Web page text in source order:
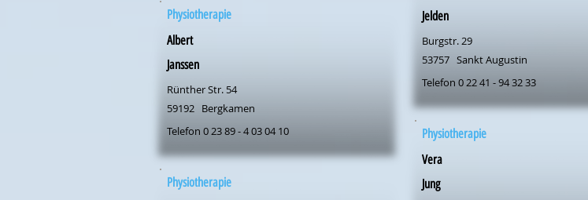
Physiotherapie
Albert
Janssen
Rünther Str. 54
59192 Bergkamen
Telefon 0 23 89 - 4 03 04 10
Physiotherapie
Jelden
Burgstr. 29
53757 Sankt Augustin
Telefon 0 22 41 - 94 32 33
Physiotherapie
Vera
Jung